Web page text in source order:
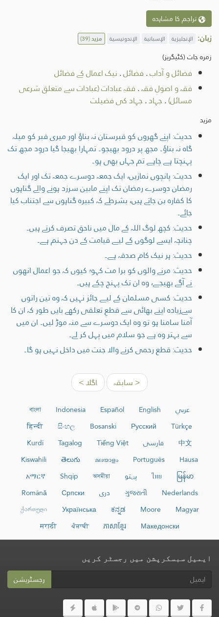
تراجم کا مشاہدہ
زبان: الإنجليزية الإسبانية الإندونيسية مزید(39)
زمرہ جات (کٹیگریز)
فضائل و آداب. فضائل. نیک اعمال کے فضائل
فقہ و اصولِ فقہ. فقہِ عبادات (عبادات سے متعلق شرعی
مسائل). جہاد. جہاد کی فضیلت
مزید
حدیث: اپنے گھروں کو قبرستان نہ بناؤ اور میری قبر کو میلہ
گاہ نہ بناؤ۔ مجھ پر درود بھیجو۔ تمہارا بھیجا گیا درود مجھ تک
پہنچتا ہے چاہے تم جہاں بھی ہو۔
حدیث: پانچوں نمازیں، ایک جمعہ دوسرے جمعہ تک اور ایک
رمضان دوسرے رمضان تک اپنے مابین سرزد ہونے والے گناہوں
کا کفارہ بن جاتے ہیں، بشرطے کہ کبیرہ گناہوں سے اجتناب کیا
جائے۔
حدیث: کچھ لوگ اللہ کے مال میں ناحق تصرف کرتے ہیں۔
چنانچہ ایسے لوگوں کے لیے قیامت کے دن جہنم ہے۔
حدیث: ہر نیک کام صدقہ ہے۔
حدیث: مرنے والوں کو برا مت کہو؛ کیوں کہ جو اعمال انھوں
نے آگے بھیجے، وہ ان تک پہنچ چکے ہیں۔
حدیث: کسی مسلمان کے لیے جائز نہیں کہ وہ تین راتوں
سےزیادہ اپنے بھائی سے قطعِ تعلقی رکھے بایں طور کہ ان کا
آمنا سامنا ہو تو وہ ایک دوسرے سے منہ موڑ لیں۔ ان میں
سے بہتر وہ ہے جو سلام میں پہل کر لے۔
حدیث: قطع رحمی کرنے والا جنت میں داخل نہیں ہو گا۔
< سابقہ اگلا >
عربي English
Español
Indonesia
বাংলা
Türkçe
Русский
Bosanski
සිංහල
हिन्दी
中文
فارسی Tiếng Việt
Tagalog
Kurdî
Hausa
Português
മലയാളം
తెలుగు
Kiswahili
မြန်မာ
ไทย پښتو অসমীয়া
Shqip
አማርኛ
Nederlands
ગુજરાતી دری Српски
Română
Magyar
Moore
ಕನ್ನಡ
Українська
ქართული
Македонски
ភាសាខ្មែរ
ਪੰਜਾਬੀ
मराठी
ایمیل سبسکرپشن میں رجسٹر کریں
رجسٹریشن